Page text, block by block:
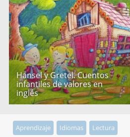
Hansel y Gretel. Cuentos
infantiles de valores en
inglés
Aprendizaje Idiomas Lectura